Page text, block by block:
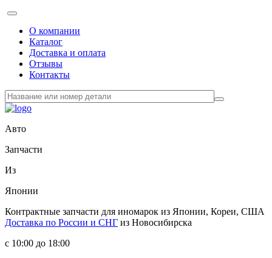
О компании
Каталог
Доставка и оплата
Отзывы
Контакты
Авто
Запчасти
Из
Японии
Контрактные запчасти для иномарок из Японии, Кореи, США
Доставка по России и СНГ из Новосибирска
с 10:00 до 18:00